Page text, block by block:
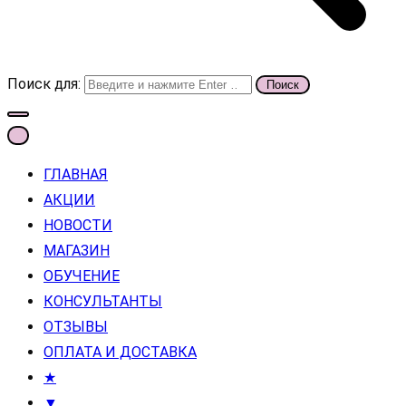
Поиск для:
ГЛАВНАЯ
АКЦИИ
НОВОСТИ
МАГАЗИН
ОБУЧЕНИЕ
КОНСУЛЬТАНТЫ
ОТЗЫВЫ
ОПЛАТА И ДОСТАВКА
★